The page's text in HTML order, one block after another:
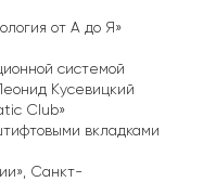
от А до Я»
системой
Кусевицкий
Club»
вкладками
Санкт-